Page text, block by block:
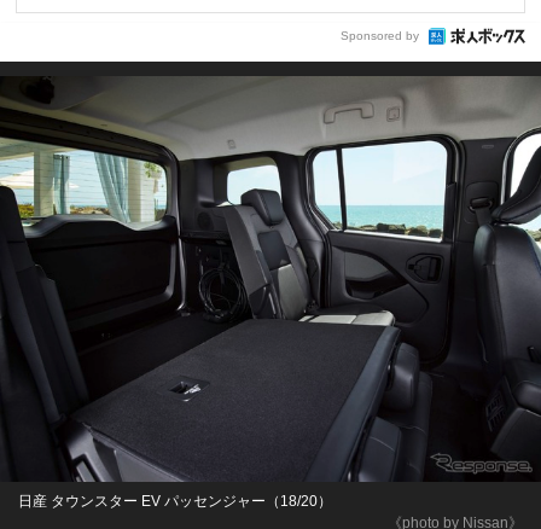
Sponsored by
《photo by Nissan》
日産 タウンスター EV パッセンジャー（18/20）